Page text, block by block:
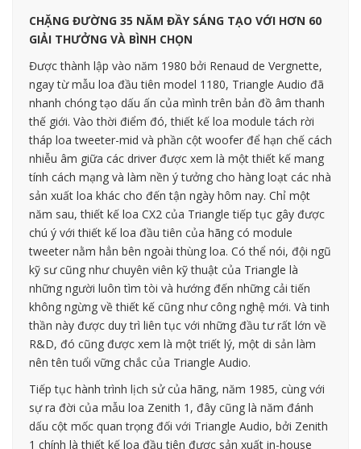
CHẶNG ĐƯỜNG 35 NĂM ĐẦY SÁNG TẠO VỚI HƠN 60
GIẢI THƯỞNG VÀ BÌNH CHỌN
Được thành lập vào năm 1980 bởi Renaud de Vergnette,
ngay từ mẫu loa đầu tiên model 1180, Triangle Audio đã
nhanh chóng tạo dấu ấn của mình trên bản đồ âm thanh
thế giới. Vào thời điểm đó, thiết kế loa module tách rời
tháp loa tweeter-mid và phần cột woofer để hạn chế cách
nhiễu âm giữa các driver được xem là một thiết kế mang
tính cách mạng và làm nền ý tưởng cho hàng loạt các nhà
sản xuất loa khác cho đến tận ngày hôm nay. Chỉ một
năm sau, thiết kế loa CX2 của Triangle tiếp tục gây được
chú ý với thiết kế loa đầu tiên của hãng có module
tweeter nằm hẳn bên ngoài thùng loa. Có thể nói, đội ngũ
kỹ sư cũng như chuyên viên kỹ thuật của Triangle là
những người luôn tìm tòi và hướng đến những cải tiến
không ngừng về thiết kế cũng như công nghệ mới. Và tinh
thần này được duy trì liên tục với những đầu tư rất lớn về
R&D, đó cũng được xem là một triết lý, một di sản làm
nên tên tuổi vững chắc của Triangle Audio.
Tiếp tục hành trình lịch sử của hãng, năm 1985, cùng với
sự ra đời của mẫu loa Zenith 1, đây cũng là năm đánh
dấu cột mốc quan trọng đối với Triangle Audio, bởi Zenith
1 chính là thiết kế loa đầu tiên được sản xuất in-house